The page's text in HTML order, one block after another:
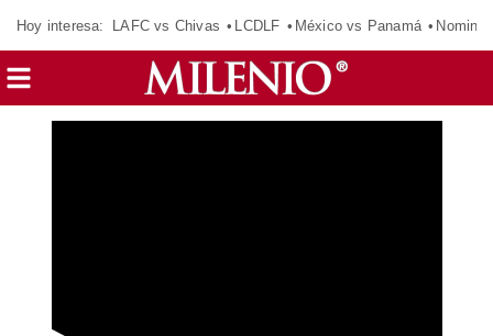
Hoy interesa: LAFC vs Chivas LCDLF México vs Panamá